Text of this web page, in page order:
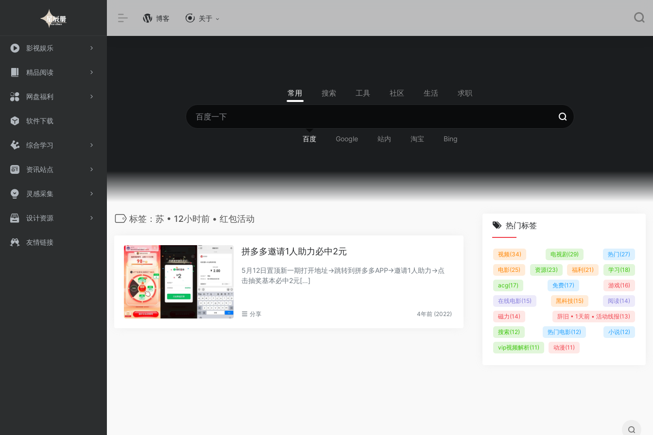
影视娱乐
精品阅读
网盘福利
软件下载
综合学习
资讯站点
灵感采集
设计资源
友情链接
博客 关于
常用 搜索 工具 社区 生活 求职
百度 Google 站内 淘宝 Bing
标签：苏 • 12小时前 • 红包活动
拼多多邀请1人助力必中2元
5月12日置顶新一期打开地址->跳转到拼多多APP->邀请1人助力->点
击抽奖基本必中2元[…]
分享 4年前 (2022)
热门标签
视频(34) 电视剧(29) 热门(27)
电影(25) 资源(23) 福利(21) 学习(18)
acg(17) 免费(17) 游戏(16)
在线电影(15) 黑科技(15) 阅读(14)
磁力(14) 辞旧 • 1天前 • 活动线报(13)
搜索(12) 热门电影(12) 小说(12)
vip视频解析(11) 动漫(11)